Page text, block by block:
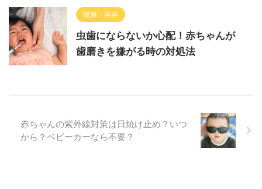
健康・美容
虫歯にならないか心配！赤ちゃんが
歯磨きを嫌がる時の対処法
赤ちゃんの紫外線対策は日焼け止め？いつ
から？ベビーカーなら不要？